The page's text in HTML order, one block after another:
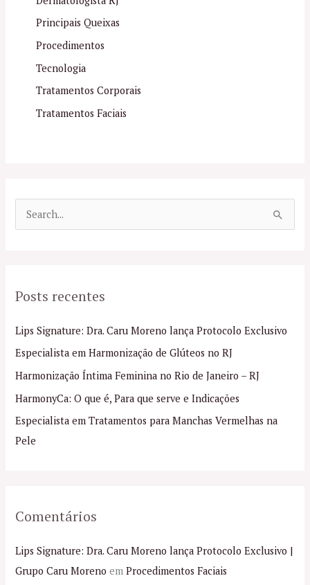
Principais Queixas
Procedimentos
Tecnologia
Tratamentos Corporais
Tratamentos Faciais
u
s
a
r
p
o
r
Posts recentes
Lips Signature: Dra. Caru Moreno lança Protocolo Exclusivo
Especialista em Harmonização de Glúteos no RJ
Harmonização Íntima Feminina no Rio de Janeiro – RJ
HarmonyCa: O que é, Para que serve e Indicações
Especialista em Tratamentos para Manchas Vermelhas na
Pele
Comentários
Lips Signature: Dra. Caru Moreno lança Protocolo Exclusivo |
Grupo Caru Moreno emProcedimentos Faciais